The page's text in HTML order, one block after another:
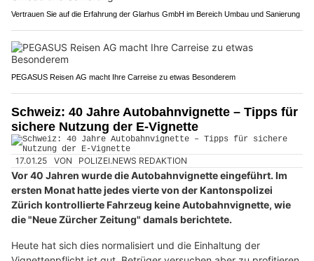
Vertrauen Sie auf die Erfahrung der Glarhus GmbH im Bereich Umbau und Sanierung
PEGASUS Reisen AG macht Ihre Carreise zu etwas Besonderem
Schweiz: 40 Jahre Autobahnvignette – Tipps für
sichere Nutzung der E-Vignette
17.01.25 VON POLIZEI.NEWS REDAKTION
Vor 40 Jahren wurde die Autobahnvignette eingeführt. Im
ersten Monat hatte jedes vierte von der Kantonspolizei
Zürich kontrollierte Fahrzeug keine Autobahnvignette, wie
die "Neue Zürcher Zeitung" damals berichtete.
Heute hat sich dies normalisiert und die Einhaltung der